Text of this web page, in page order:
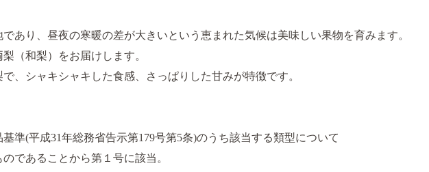
あり、昼夜の寒暖の差が大きいという恵まれた気候は美味しい果物を育みます。
（和梨）をお届けします。
、シャキシャキした食感、さっぱりした甘みが特徴です。
準(平成31年総務省告示第179号第5条)のうち該当する類型について
であることから第１号に該当。